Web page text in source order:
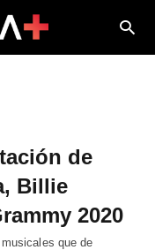
de
Billie
2020
que de